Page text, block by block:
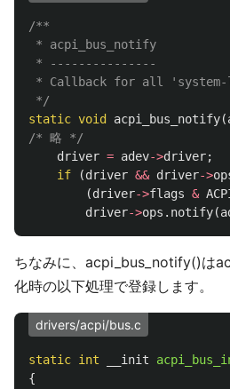
/**
* acpi_bus_notify
* ---------------
* Callback for all
*/
static void acpi_bus_notify(
/* 略 */
driver = adev->driver;
if
(driver && driver->
(driver->flags &
driver->ops . notify(
ちなみに、acpi_bus_notify()は
化時の以下処理で登録します。
drivers/acpi/bus.c
static int __init
{